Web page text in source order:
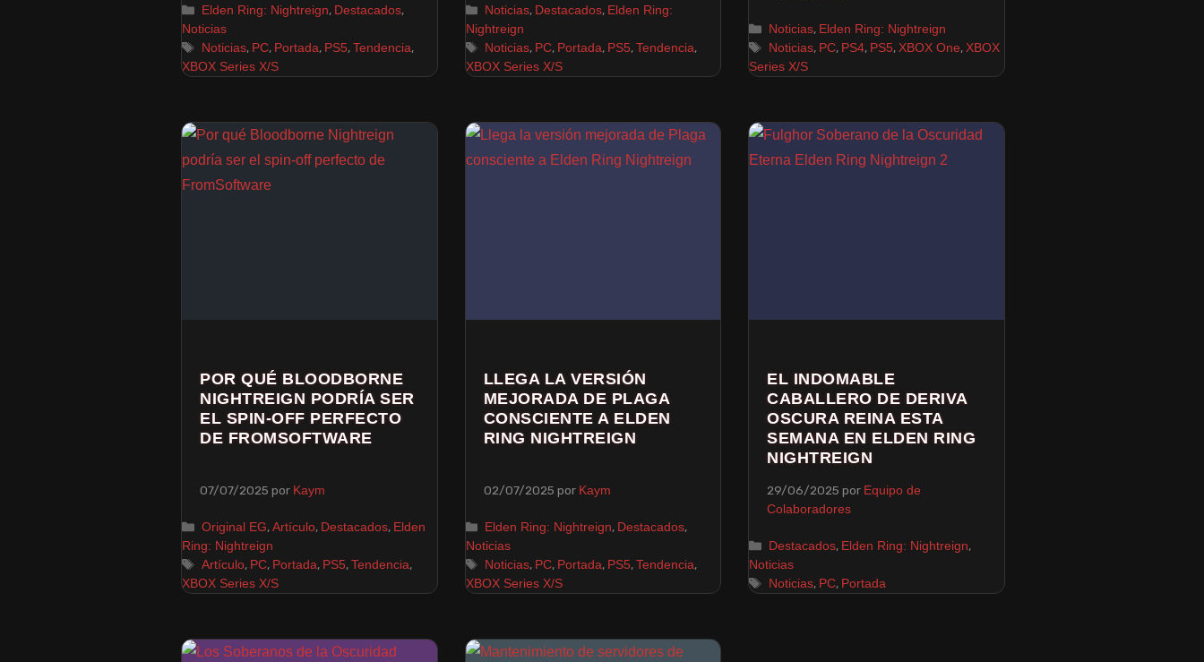
Elden Ring: Nightreign, Destacados,
Noticias
Noticias, PC, Portada, PS5, Tendencia,
XBOX Series X/S
Noticias, Destacados, Elden Ring:
Nightreign
Noticias, PC, Portada, PS5,Tendencia,
XBOX Series X/S
Noticias, Elden Ring: Nightreign
Noticias, PC, PS4, PS5, XBOX One, XBOX
Series X/S
POR QUÉ BLOODBORNE
NIGHTREIGN PODRÍA SER
EL SPIN-OFF PERFECTO
DE FROMSOFTWARE
07/07/2025 por Kaym
Original EG, Artículo, Destacados, Elden
Ring: Nightreign
Artículo, PC, Portada, PS5, Tendencia,
XBOX Series X/S
LLEGA LA VERSIÓN
MEJORADA DE PLAGA
CONSCIENTE A ELDEN
RING NIGHTREIGN
02/07/2025 por Kaym
Elden Ring: Nightreign, Destacados,
Noticias
Noticias, PC, Portada, PS5,Tendencia,
XBOX Series X/S
EL INDOMABLE
CABALLERO DE DERIVA
OSCURA REINA ESTA
SEMANA EN ELDEN RING
NIGHTREIGN
29/06/2025 por Equipo de
Colaboradores
Destacados, Elden Ring: Nightreign,
Noticias
Noticias, PC, Portada